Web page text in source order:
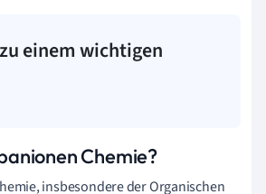
einem wichtigen
Chemie?
insbesondere der Organischen